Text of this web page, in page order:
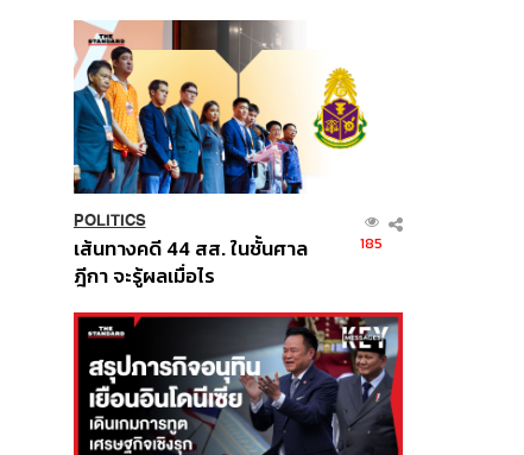
POLITICS
เส้นทางคดี 44 สส. ในชั้นศาล
ฎีกา จะรู้ผลเมื่อไร
185